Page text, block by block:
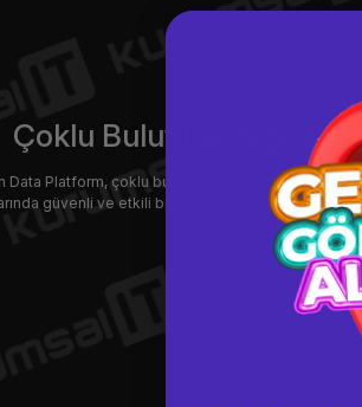
Çoklu Bulut Desteği:
Data Platform, çoklu bulut desteği ile işletmelere
güvenli ve etkili bir şekilde yönetilmesini
yönetimini